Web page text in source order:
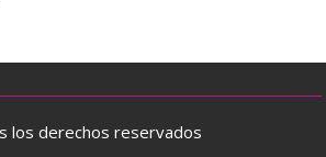
los derechos reservados